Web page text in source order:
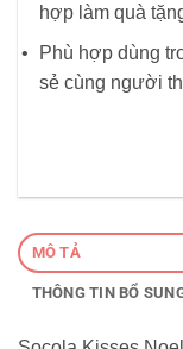
hợp làm quà
Phù hợp dùng
sẻ cùng người
MÔ TẢ
THÔNG TIN BỔ